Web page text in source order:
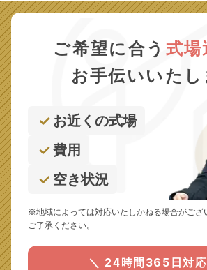
ご希望に合う 式場
お手伝いいたし
お近くの式場
費用
空き状況
※地域によっては対応いたしかねる場合がござ
ご了承ください。
＼ 24時間365日対